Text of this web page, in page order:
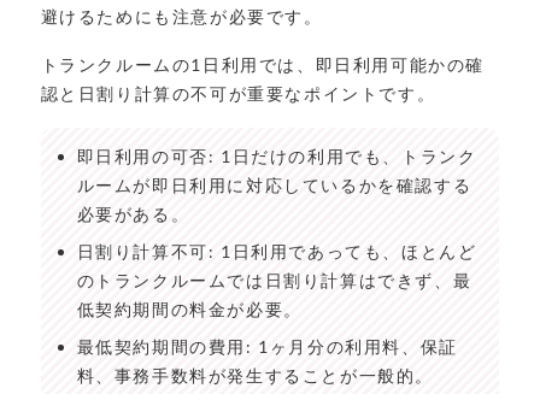
避けるためにも注意が必要です。
トランクルームの1日利用では、即日利用可能かの確
認と日割り計算の不可が重要なポイントです。
即日利用の可否: 1日だけの利用でも、トランク
ルームが即日利用に対応しているかを確認する
必要がある。
日割り計算不可: 1日利用であっても、ほとんど
のトランクルームでは日割り計算はできず、最
低契約期間の料金が必要。
最低契約期間の費用: 1ヶ月分の利用料、保証
料、事務手数料が発生することが一般的。